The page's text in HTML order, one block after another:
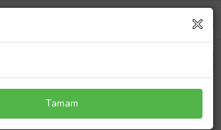
Lux Çorap ve Bakım Setli Erkek Bebek
90 TL
Tamam